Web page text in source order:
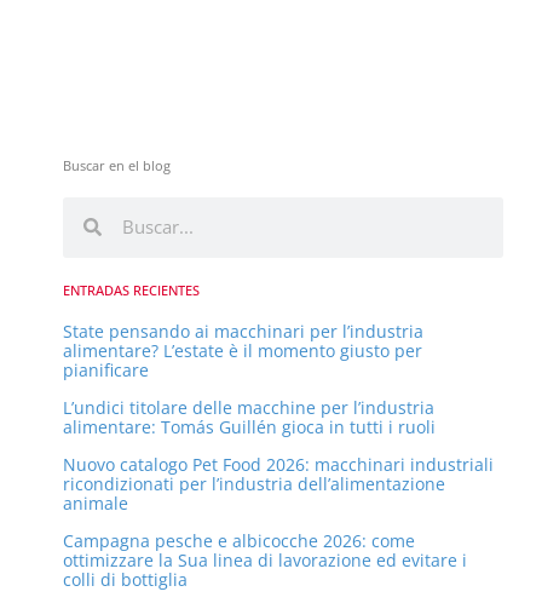
Buscar en el blog
c
r
c
a
ENTRADAS RECIENTES
State pensando ai macchinari per l’industria
alimentare? L’estate è il momento giusto per
pianificare
L’undici titolare delle macchine per l’industria
alimentare: Tomás Guillén gioca in tutti i ruoli
Nuovo catalogo Pet Food 2026: macchinari industriali
ricondizionati per l’industria dell’alimentazione
animale
Campagna pesche e albicocche 2026: come
ottimizzare la Sua linea di lavorazione ed evitare i
colli di bottiglia